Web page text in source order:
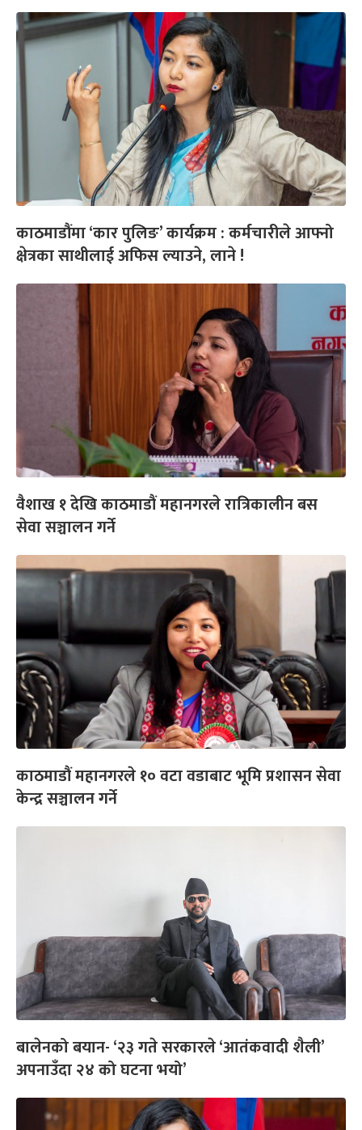
काठमाडौंमा ‘कार पुलिङ’ कार्यक्रम : कर्मचारीले आफ्नो
क्षेत्रका साथीलाई अफिस ल्याउने, लाने !
वैशाख १ देखि काठमाडौं महानगरले रात्रिकालीन बस
सेवा सञ्चालन गर्ने
काठमाडौं महानगरले १० वटा वडाबाट भूमि प्रशासन सेवा
केन्द्र सञ्चालन गर्ने
बालेनको बयान- ‘२३ गते सरकारले ‘आतंकवादी शैली’
अपनाउँदा २४ को घटना भयो’